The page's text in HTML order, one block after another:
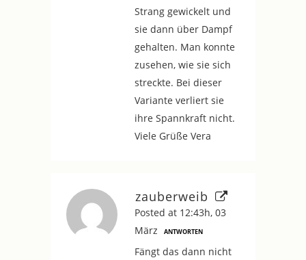
Strang gewickelt und
sie dann über Dampf
gehalten. Man konnte
zusehen, wie sie sich
streckte. Bei dieser
Variante verliert sie
ihre Spannkraft nicht.
Viele Grüße Vera
zauberweib
Posted at 12:43h, 03
März
ANTWORTEN
Fängt das dann nicht